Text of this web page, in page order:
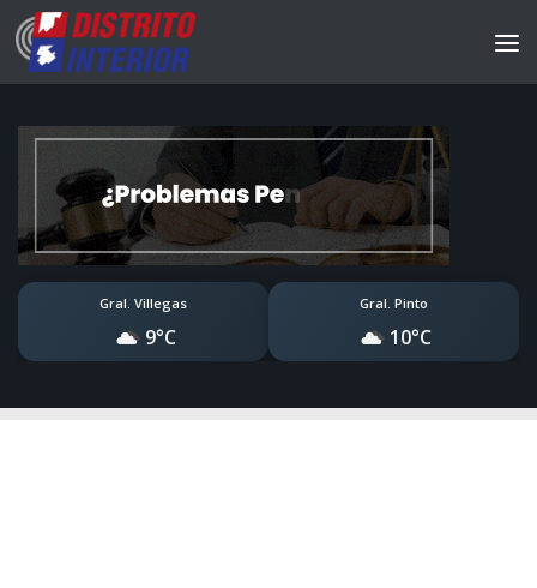
Gral. Villegas
9°C
Gral. Pinto
10°C